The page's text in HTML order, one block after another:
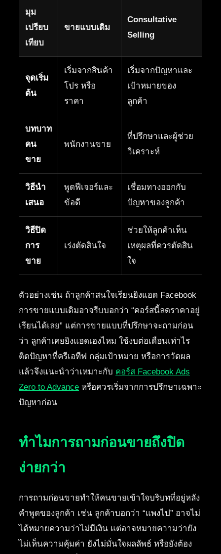
มุม
เปรียบ
เทียบ
ขายแบบเดิม
Consultative
Selling
จุดเริ่ม
ต้น
เริ่มจากสินค้า
โปร หรือ
ราคา
เริ่มจากปัญหาและ
เป้าหมายของ
ลูกค้า
บทบาท
คน
ขาย
พนักงานขาย
ที่ปรึกษาและผู้ช่วย
วิเคราะห์
วิธีนำ
เสนอ
พูดฟีเจอร์และ
ข้อดี
เชื่อมทางออกกับ
ปัญหาของลูกค้า
วิธีปิด
การ
ขาย
เร่งตัดสินใจ
ช่วยให้ลูกค้าเห็น
เหตุผลที่ควรตัดสิน
ใจ
ตัวอย่างเช่น ถ้าลูกค้าสนใจเรียนยิงแอด Facebook
การขายแบบเดิมอาจรีบบอกว่า “คอร์สนี้ลดราคาอยู่
เรียนได้เลย” แต่การขายแบบที่ปรึกษาจะถามก่อน
ว่า ลูกค้าเคยยิงแอดเองไหม ใช้งบต่อเดือนเท่าไร
ติดปัญหาที่ครีเอทีฟ กลุ่มเป้าหมาย หรือการวัดผล
แล้วจึงแนะนำว่าเหมาะกับ คอร์ส Facebook Ads
Zero to Advance หรือควรเริ่มจากการปรึกษาเฉพาะ
ปัญหาก่อน
ทำไมการถามก่อนขายถึงปิด
ง่ายกว่า
การถามก่อนขายทำให้คนขายเข้าใจบริบทที่อยู่หลัง
คำพูดของลูกค้า เช่น ลูกค้าบอกว่า “แพงไป” อาจไม่
ได้หมายความว่าไม่มีเงิน แต่อาจหมายความว่ายัง
ไม่เห็นความคุ้มค่า ยังไม่มั่นใจผลลัพธ์ หรือยังต้อง